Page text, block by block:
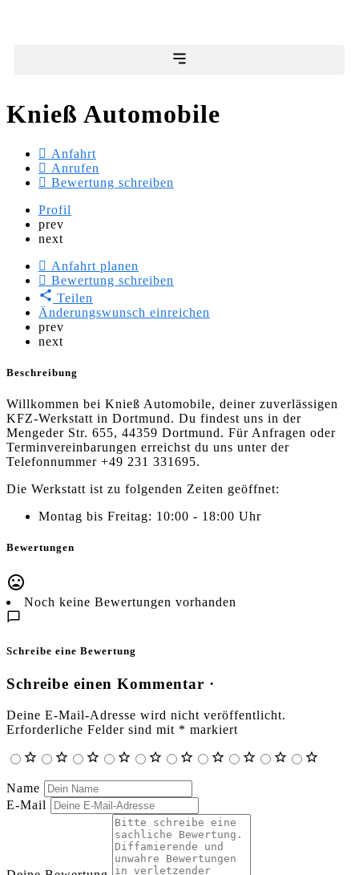
Knieß Automobile
Anfahrt
Anrufen
Bewertung schreiben
Profil
prev
next
Anfahrt planen
Bewertung schreiben
Teilen
Änderungswunsch einreichen
prev
next
Beschreibung
Willkommen bei Knieß Automobile, deiner zuverlässigen
KFZ-Werkstatt in Dortmund. Du findest uns in der
Mengeder Str. 655, 44359 Dortmund. Für Anfragen oder
Terminvereinbarungen erreichst du uns unter der
Telefonnummer +49 231 331695.
Die Werkstatt ist zu folgenden Zeiten geöffnet:
Montag bis Freitag: 10:00 - 18:00 Uhr
Bewertungen
Noch keine Bewertungen vorhanden
Schreibe eine Bewertung
Schreibe einen Kommentar ·
Deine E-Mail-Adresse wird nicht veröffentlicht.
Erforderliche Felder sind mit * markiert
Name
E-Mail